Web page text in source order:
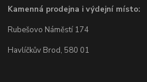
Kamenná prodejna i výdejní místo:
Rubešovo Náměstí 174
Havlíčkův Brod, 580 01